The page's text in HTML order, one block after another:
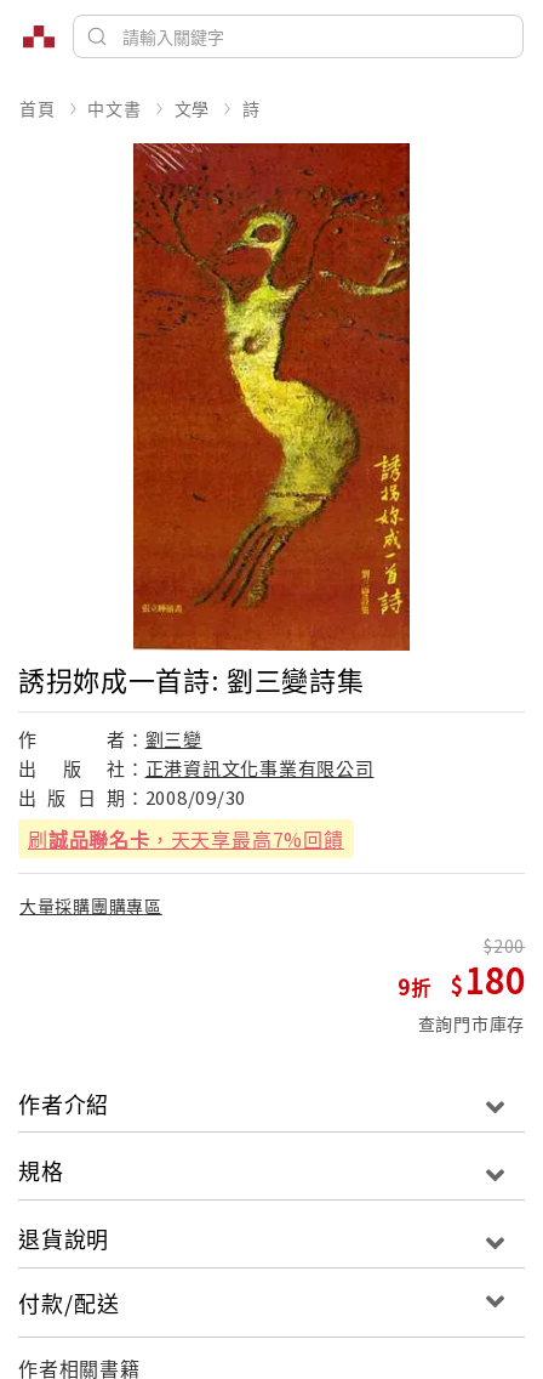
首頁 中文書 文學 詩
誘拐妳成一首詩: 劉三變詩集
作 者： 劉三變
出
版 社： 正港資訊文化事業有限公司
出 版 日 期： 2008/09/30
刷誠品聯名卡 ，天天享最高7%回饋
大量採購團購專區
9
200
180
查詢門市庫存
作者介紹
規格
退貨說明
付款/配送
作者相關書籍